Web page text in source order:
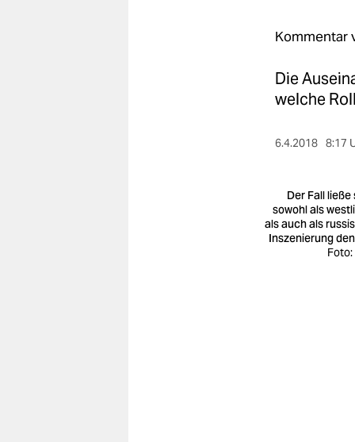
Kommentar
Die
welche
6.4.2018 8:17
Der Fall ließe
sowohl als
als auch als
Inszenierung